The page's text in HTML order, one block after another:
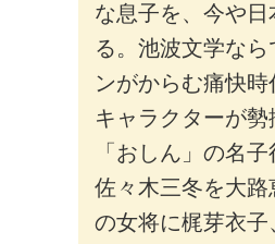
な息子を、今や
る。池波文学な
ンがからむ痛快
キャラクターが
「おしん」の名
佐々木三冬を大路
の女将に梶芽衣